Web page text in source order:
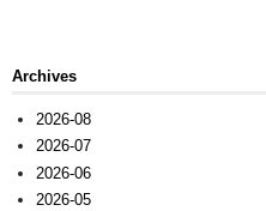
Archives
2026-08
2026-07
2026-06
2026-05